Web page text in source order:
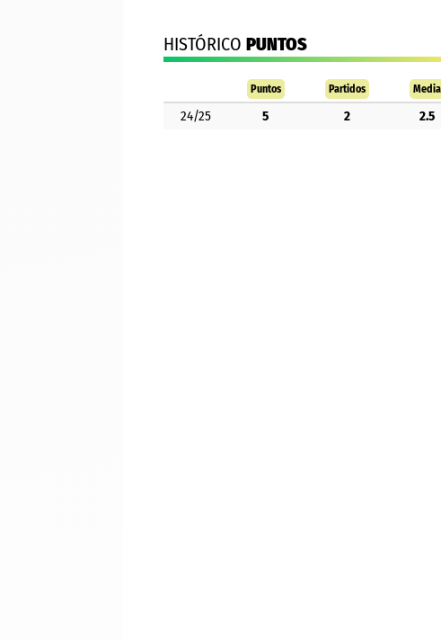
HISTÓRICO PUNTOS
Puntos Partidos Media
24/25 5 2 2.5